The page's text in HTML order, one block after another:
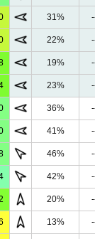
31%
22%
19%
23%
36%
41%
46%
42%
20%
13%